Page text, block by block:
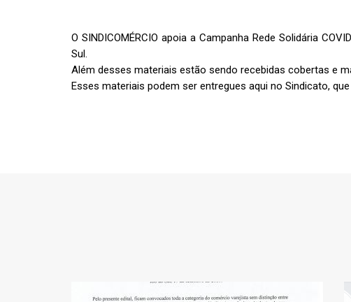
O SINDICOMÉRCIO apoia a Campanha Rede Solidária
Sul.
Além desses materiais estão sendo recebidas cobertas e
Esses materiais podem ser entregues aqui no Sindicato,